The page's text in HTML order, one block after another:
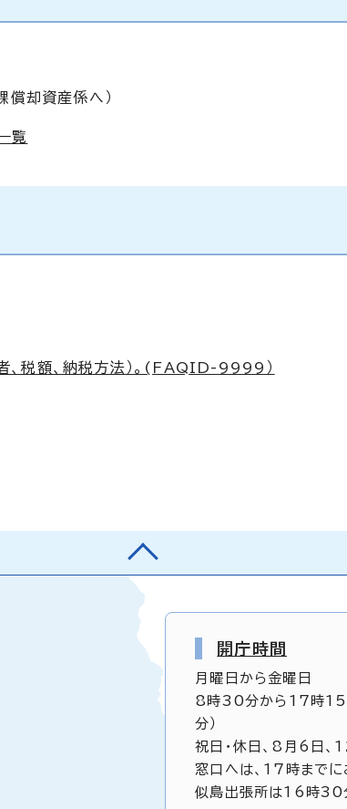
償却資産係へ）
覧
、税額、納税方法）。(FAQID-9999）
開庁時間
月曜日から金曜日
8時30分から17時15
分）
祝日・休日、8月6日
窓口へは、17時までに
似島出張所は16時30